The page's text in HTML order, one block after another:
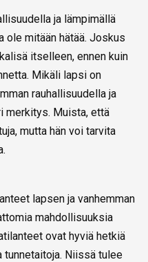
ja lämpimällä
ole mitään hätää. Joskus
itselleen, ennen kuin
Mikäli lapsi on
rauhallisuudella ja
merkitys. Muista, että
mutta hän voi tarvita
lapsen ja vanhemman
mahdollisuuksia
ovat hyviä hetkiä
tunnetaitoja. Niissä tulee